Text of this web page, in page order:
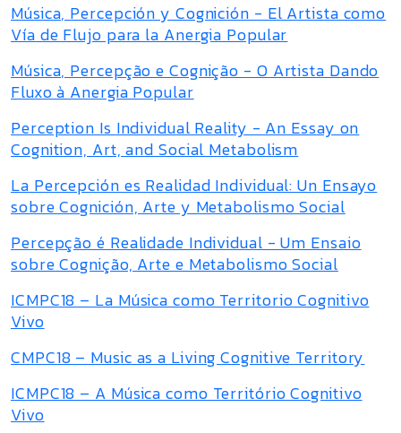
Música, Percepción y Cognición - El Artista como
Vía de Flujo para la Anergia Popular
Música, Percepção e Cognição - O Artista Dando
Fluxo à Anergia Popular
Perception Is Individual Reality - An Essay on
Cognition, Art, and Social Metabolism
La Percepción es Realidad Individual: Un Ensayo
sobre Cognición, Arte y Metabolismo Social
Percepção é Realidade Individual - Um Ensaio
sobre Cognição, Arte e Metabolismo Social
ICMPC18 – La Música como Territorio Cognitivo
Vivo
CMPC18 – Music as a Living Cognitive Territory
ICMPC18 – A Música como Território Cognitivo
Vivo